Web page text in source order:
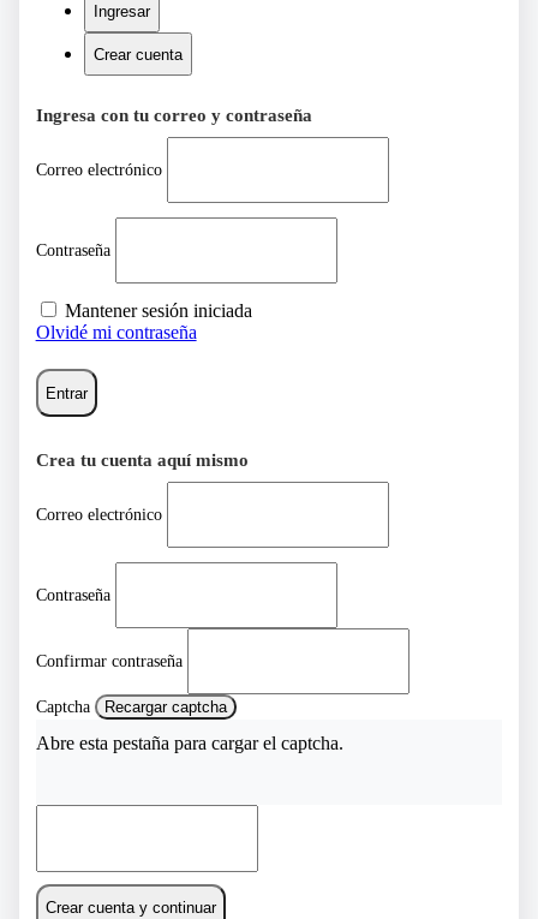
Ingresar
Crear cuenta
Ingresa con tu correo y contraseña
Correo electrónico
Contraseña
Mantener sesión iniciada
Olvidé mi contraseña
Entrar
Crea tu cuenta aquí mismo
Correo electrónico
Contraseña
Confirmar contraseña
Captcha Recargar captcha
Abre esta pestaña para cargar el captcha.
Crear cuenta y continuar